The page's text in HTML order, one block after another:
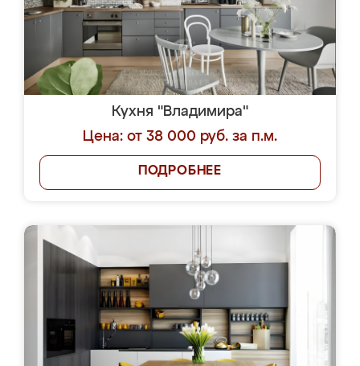
Кухня "Владимира"
Цена: от 38 000 руб. за п.м.
ПОДРОБНЕЕ